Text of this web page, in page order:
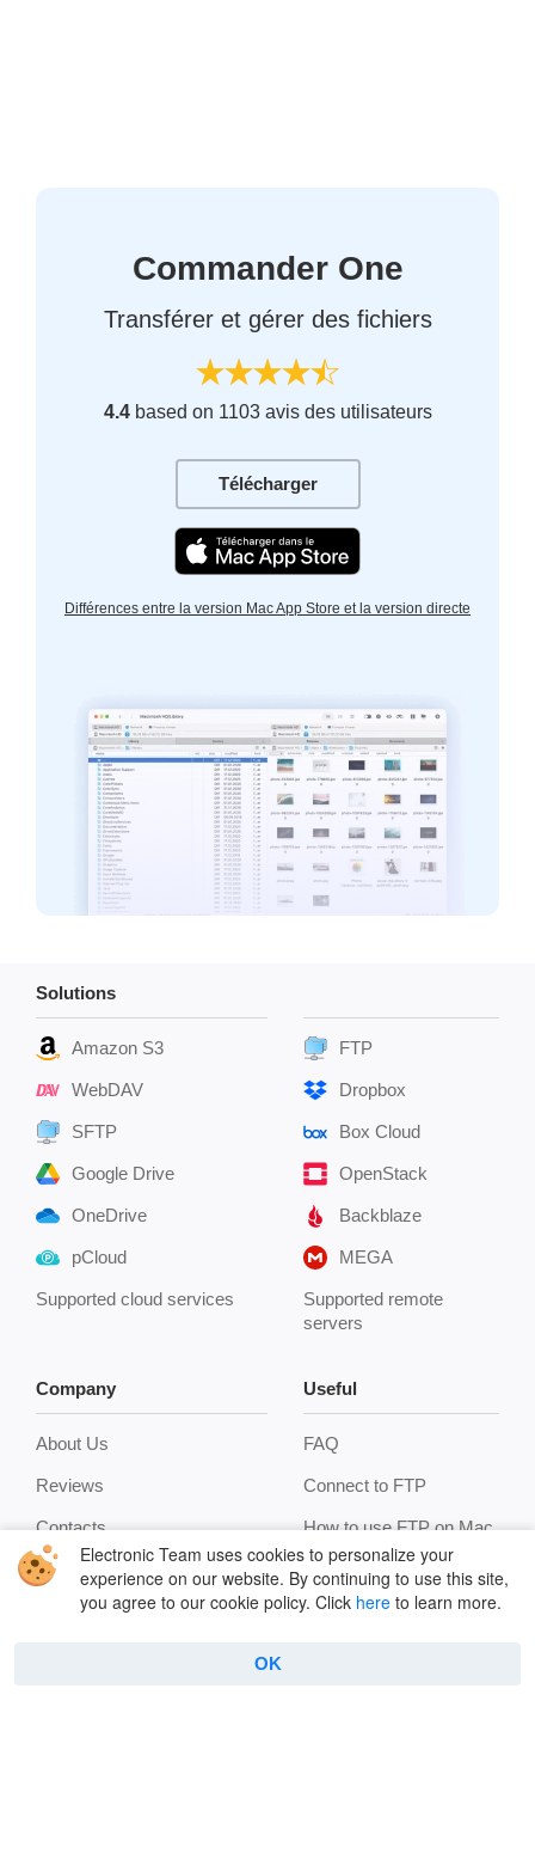
Commander One
Transférer et gérer des fichiers
4.4based on 1103 avis des utilisateurs
Télécharger
Différences entre la version Mac App Store et la version directe
Solutions
Amazon S3
WebDAV
SFTP
Google Drive
OneDrive
pCloud
Supported cloud services
FTP
Dropbox
Box Cloud
OpenStack
Backblaze
MEGA
Supported remote
servers
Company
About Us
Reviews
Contacts
Privacy Policy
Terms
Useful
FAQ
Connect to FTP
How to use FTP on Mac
Encryption
Terminal emulator
Electronic Team uses cookies to personalize your
experience on our website. By continuing to use this site,
you agree to our cookie policy. Click here to learn more.
OK